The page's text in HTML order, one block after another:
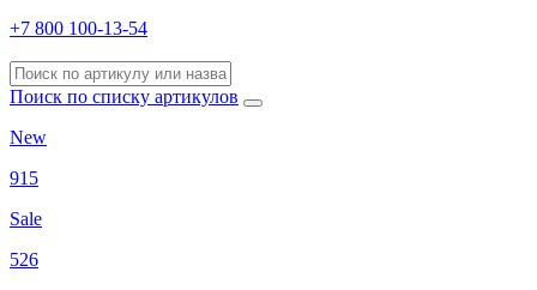
+7 800 100-13-54
Поиск по списку артикулов
New
915
Sale
526